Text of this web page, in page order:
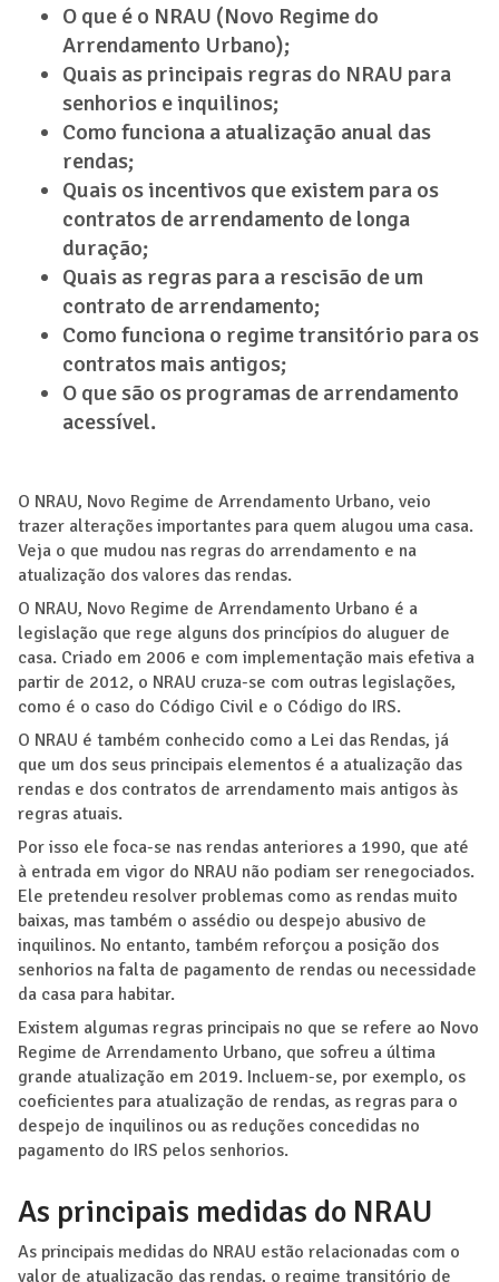
O que é o NRAU (Novo Regime do
Arrendamento Urbano);
Quais as principais regras do NRAU para
senhorios e inquilinos;
Como funciona a atualização anual das
rendas;
Quais os incentivos que existem para os
contratos de arrendamento de longa
duração;
Quais as regras para a rescisão de um
contrato de arrendamento;
Como funciona o regime transitório para os
contratos mais antigos;
O que são os programas de arrendamento
acessível.
O NRAU, Novo Regime de Arrendamento Urbano, veio
trazer alterações importantes para quem alugou uma casa.
Veja o que mudou nas regras do arrendamento e na
atualização dos valores das rendas.
O NRAU, Novo Regime de Arrendamento Urbano é a
legislação que rege alguns dos princípios do aluguer de
casa. Criado em 2006 e com implementação mais efetiva a
partir de 2012, o NRAU cruza-se com outras legislações,
como é o caso do Código Civil e o Código do IRS.
O NRAU é também conhecido como a Lei das Rendas, já
que um dos seus principais elementos é a atualização das
rendas e dos contratos de arrendamento mais antigos às
regras atuais.
Por isso ele foca-se nas rendas anteriores a 1990, que até
à entrada em vigor do NRAU não podiam ser renegociados.
Ele pretendeu resolver problemas como as rendas muito
baixas, mas também o assédio ou despejo abusivo de
inquilinos. No entanto, também reforçou a posição dos
senhorios na falta de pagamento de rendas ou necessidade
da casa para habitar.
Existem algumas regras principais no que se refere ao Novo
Regime de Arrendamento Urbano, que sofreu a última
grande atualização em 2019. Incluem-se, por exemplo, os
coeficientes para atualização de rendas, as regras para o
despejo de inquilinos ou as reduções concedidas no
pagamento do IRS pelos senhorios.
As principais medidas do NRAU
As principais medidas do NRAU estão relacionadas com o
valor de atualização das rendas, o regime transitório de